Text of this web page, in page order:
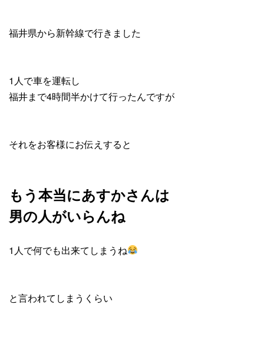
福井県から新幹線で行きました
1人で車を運転し
福井まで4時間半かけて行ったんですが
それをお客様にお伝えすると
もう本当にあすかさんは
男の人がいらんね
1人で何でも出来てしまうね
と言われてしまうくらい